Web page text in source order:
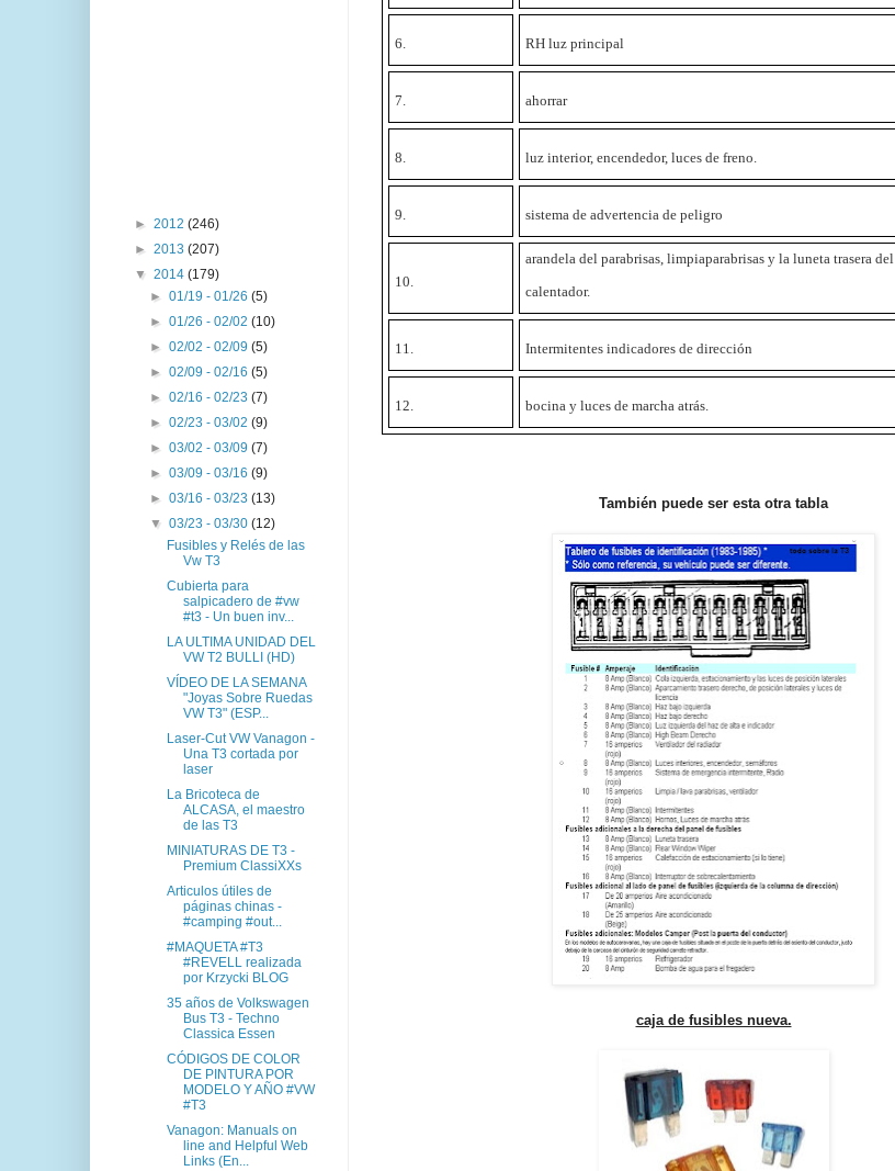
6. RH luz principal
7. ahorrar
8. luz interior, encendedor, luces de freno.
9. sistema de advertencia de peligro
10.
arandela del parabrisas, limpiaparabrisas y la luneta trasera del
calentador.
11. Intermitentes indicadores de dirección
12. bocina y luces de marcha atrás.
También puede ser esta otra tabla
caja de fusibles nueva.
► 2012 (246)
► 2013 (207)
▼ 2014 (179)
►01/19 - 01/26(5)
►01/26 - 02/02(10)
►02/02 - 02/09(5)
►02/09 - 02/16(5)
►02/16 - 02/23(7)
►02/23 - 03/02(9)
►03/02 - 03/09(7)
►03/09 - 03/16(9)
►03/16 - 03/23(13)
▼03/23 - 03/30(12)
Fusibles y Relés de las
Vw T3
Cubierta para
salpicadero de #vw
#t3 - Un buen inv...
LA ULTIMA UNIDAD DEL
VW T2 BULLI (HD)
VÍDEO DE LA SEMANA
"Joyas Sobre Ruedas
VW T3" (ESP...
Laser-Cut VW Vanagon -
Una T3 cortada por
laser
La Bricoteca de
ALCASA, el maestro
de las T3
MINIATURAS DE T3 -
Premium ClassiXXs
Articulos útiles de
páginas chinas -
#camping #out...
#MAQUETA #T3
#REVELL realizada
por Krzycki BLOG
35 años de Volkswagen
Bus T3 - Techno
Classica Essen
CÓDIGOS DE COLOR
DE PINTURA POR
MODELO Y AÑO #VW
#T3
Vanagon: Manuals on
line and Helpful Web
Links (En...